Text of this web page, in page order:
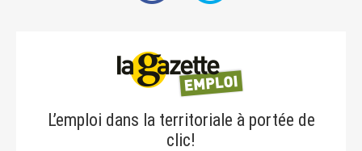
L’emploi dans la territoriale à portée de
clic!